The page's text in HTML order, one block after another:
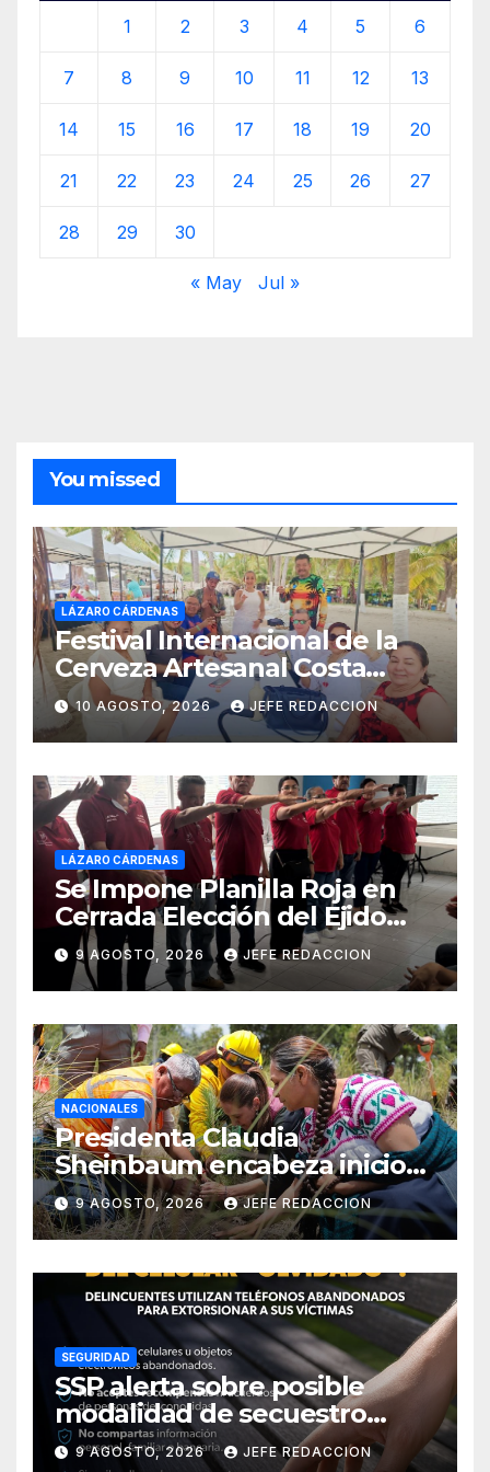
1 2 3 4 5 6
7 8 9 10 11 12 13
14 15 16 17 18 19 20
21 22 23 24 25 26 27
28 29 30
« May Jul »
You missed
LÁZARO CÁRDENAS
Festival Internacional de la
Cerveza Artesanal Costa
Michoacán 2026 Cerro su 19ª
Edición
10 AGOSTO, 2026 JEFE REDACCION
LÁZARO CÁRDENAS
Se Impone Planilla Roja en
Cerrada Elección del Ejido
Melchor Ocampo en Lázaro
Cárdenas
9 AGOSTO, 2026 JEFE REDACCION
NACIONALES
Presidenta Claudia
Sheinbaum encabeza inicio
de la Jornada Nacional de
Reforestación 2026
9 AGOSTO, 2026 JEFE REDACCION
SEGURIDAD
SSP alerta sobre posible
modalidad de secuestro
virtual
9 AGOSTO, 2026 JEFE REDACCION